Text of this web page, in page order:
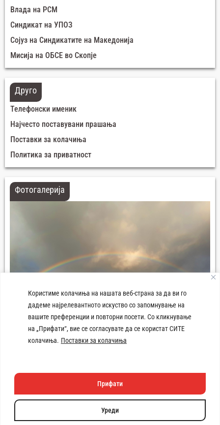
Користиме колачиња на нашата веб-страна за да ви го
дадеме најрелевантното искуство со запомнување на
вашите преференции и повторни посети. Со кликнување
на „Прифати“, вие се согласувате да се користат СИТЕ
колачиња. Поставки за колачиња
Уреди
Прифати
Влада на РСМ
Синдикат на УПОЗ
Сојуз на Синдикатите на Македонија
Мисија на ОБСЕ во Скопје
Друго
Телефонски именик
Најчесто поставувани прашања
Поставки за колачиња
Политика за приватност
Фотогалерија
Техничката изработка
на веб